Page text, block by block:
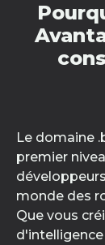
Le domaine
premier
monde des
Que vous